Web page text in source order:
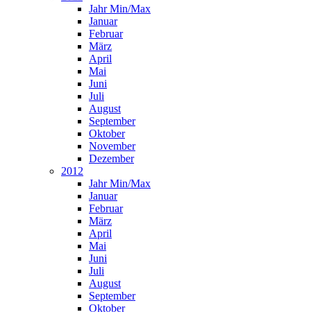
Jahr Min/Max
Januar
Februar
März
April
Mai
Juni
Juli
August
September
Oktober
November
Dezember
2012
Jahr Min/Max
Januar
Februar
März
April
Mai
Juni
Juli
August
September
Oktober